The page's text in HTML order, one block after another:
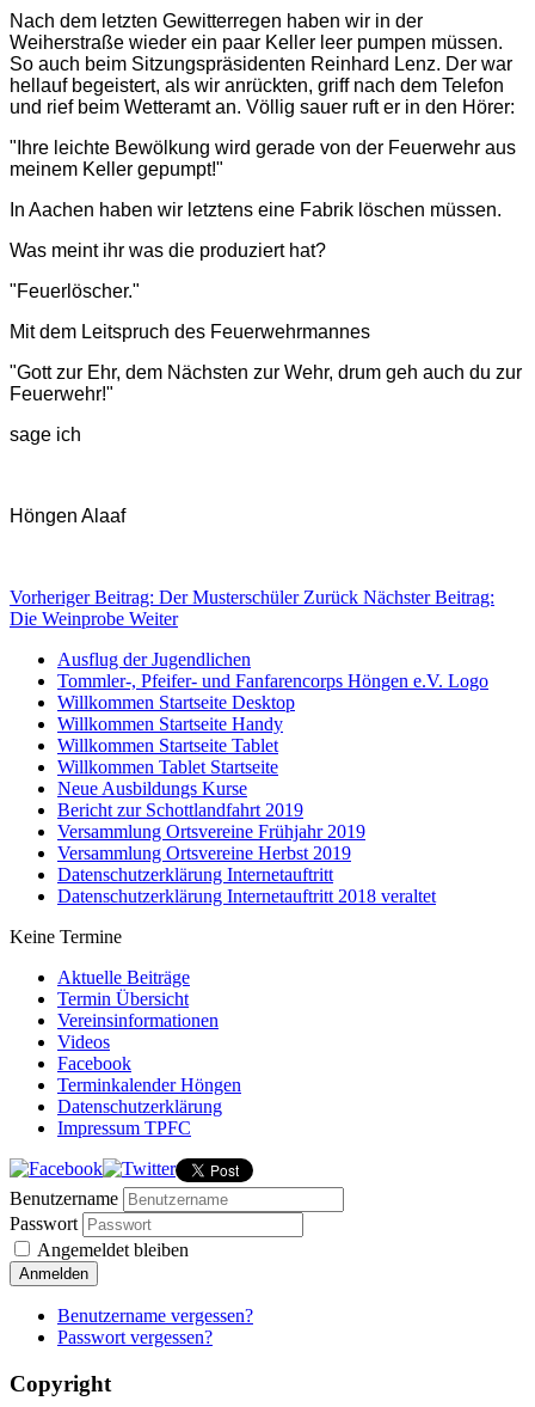
Nach dem letzten Gewitterregen haben wir in der
Weiherstraße wieder ein paar Keller leer pumpen müssen.
So auch beim Sitzungspräsidenten Reinhard Lenz. Der war
hellauf begeistert, als wir anrückten, griff nach dem Telefon
und rief beim Wetteramt an. Völlig sauer ruft er in den Hörer:
"Ihre leichte Bewölkung wird gerade von der Feuerwehr aus
meinem Keller gepumpt!"
In Aachen haben wir letztens eine Fabrik löschen müssen.
Was meint ihr was die produziert hat?
"Feuerlöscher."
Mit dem Leitspruch des Feuerwehrmannes
"Gott zur Ehr, dem Nächsten zur Wehr, drum geh auch du zur
Feuerwehr!"
sage ich
Höngen Alaaf
Vorheriger Beitrag: Der Musterschüler Zurück Nächster Beitrag:
Die Weinprobe Weiter
Ausflug der Jugendlichen
Tommler-, Pfeifer- und Fanfarencorps Höngen e.V. Logo
Willkommen Startseite Desktop
Willkommen Startseite Handy
Willkommen Startseite Tablet
Willkommen Tablet Startseite
Neue Ausbildungs Kurse
Bericht zur Schottlandfahrt 2019
Versammlung Ortsvereine Frühjahr 2019
Versammlung Ortsvereine Herbst 2019
Datenschutzerklärung Internetauftritt
Datenschutzerklärung Internetauftritt 2018 veraltet
Keine Termine
Aktuelle Beiträge
Termin Übersicht
Vereinsinformationen
Videos
Facebook
Terminkalender Höngen
Datenschutzerklärung
Impressum TPFC
Benutzername
Passwort
Angemeldet bleiben
Anmelden
Benutzername vergessen?
Passwort vergessen?
Copyright